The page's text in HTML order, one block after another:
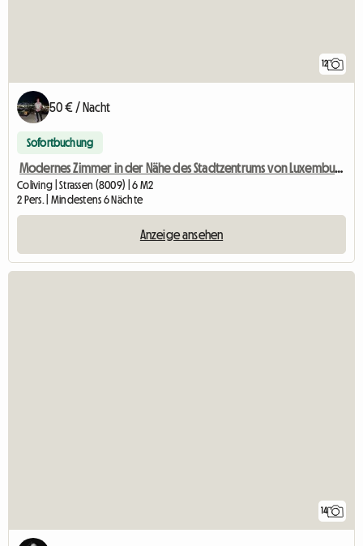
12
50 € / Nacht
Sofortbuchung
Modernes Zimmer in der Nähe des Stadtzentrums von Luxemburg zu vermieten
Coliving | Strassen (8009) | 6 M2
2 Pers. | Mindestens 6 Nächte
Anzeige ansehen
14